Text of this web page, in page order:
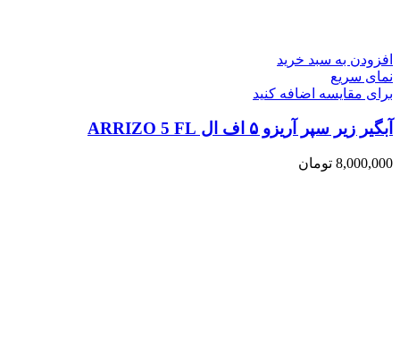
افزودن به سبد خرید
نمای سریع
برای مقایسه اضافه کنید
آبگیر زیر سپر آریزو ۵ اف ال ARRIZO 5 FL
8,000,000 تومان